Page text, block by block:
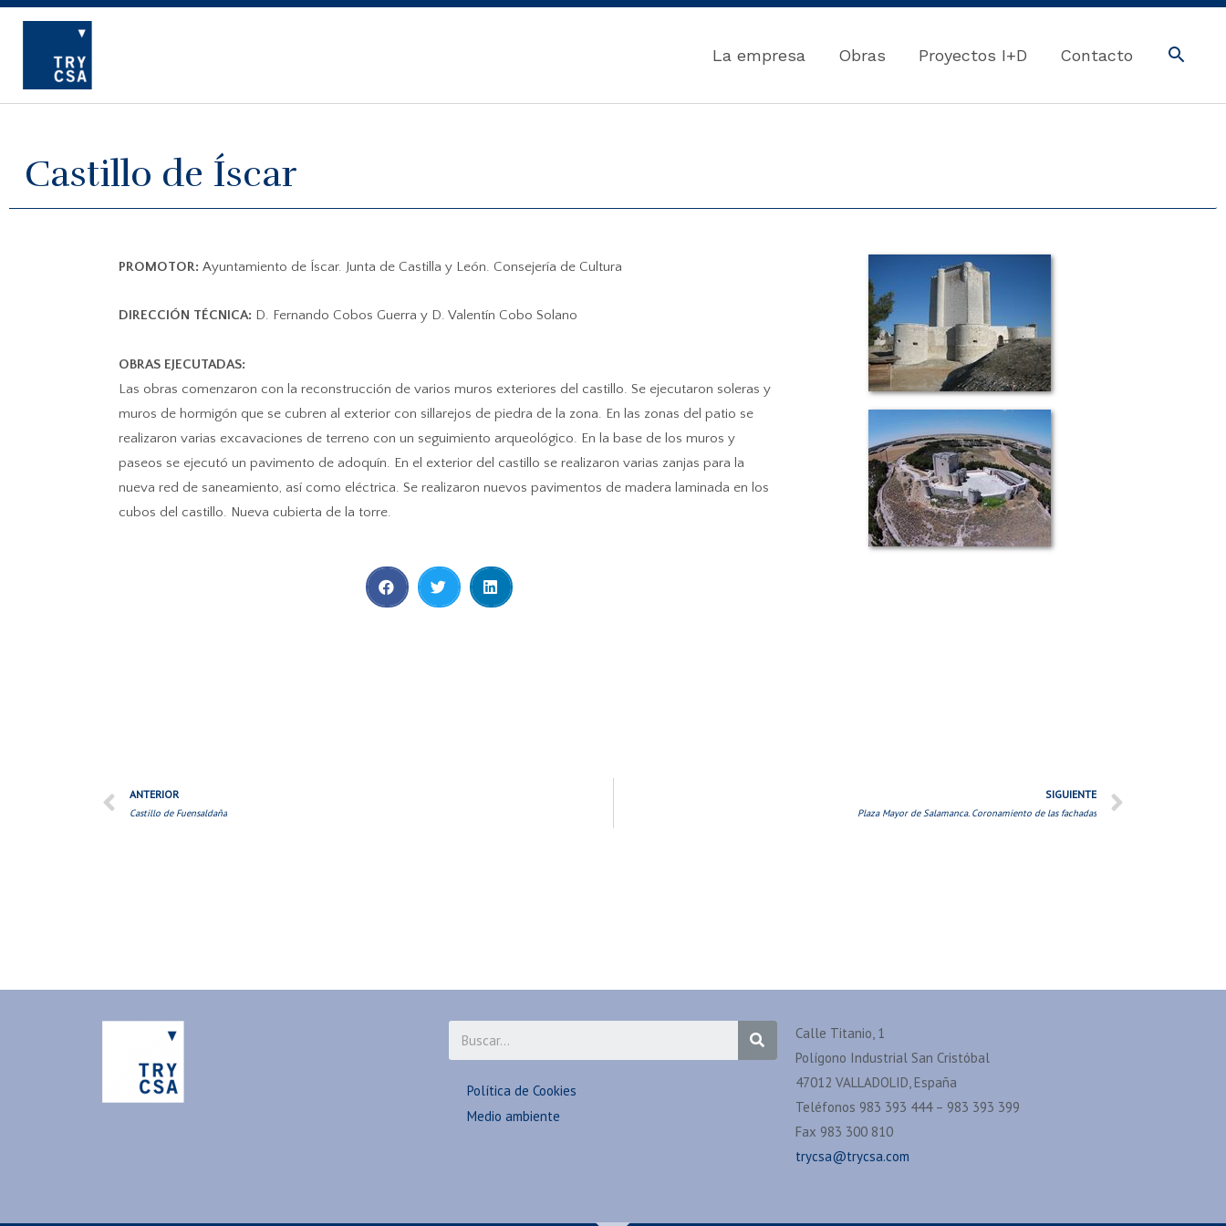
La empresa Obras Proyectos I+D Contacto
Castillo de Íscar
PROMOTOR: Ayuntamiento de Íscar. Junta de Castilla y León. Consejería de Cultura
DIRECCIÓN TÉCNICA: D. Fernando Cobos Guerra y D. Valentín Cobo Solano
OBRAS EJECUTADAS:
Las obras comenzaron con la reconstrucción de varios muros exteriores del castillo. Se ejecutaron soleras y
muros de hormigón que se cubren al exterior con sillarejos de piedra de la zona. En las zonas del patio se
realizaron varias excavaciones de terreno con un seguimiento arqueológico. En la base de los muros y
paseos se ejecutó un pavimento de adoquín. En el exterior del castillo se realizaron varias zanjas para la
nueva red de saneamiento, así como eléctrica. Se realizaron nuevos pavimentos de madera laminada en los
cubos del castillo. Nueva cubierta de la torre.
ANTERIOR
Castillo de Fuensaldaña
SIGUIENTE
Plaza Mayor de Salamanca. Coronamiento de las fachadas
Política de Cookies
Medio ambiente
Calle Titanio, 1
Polígono Industrial San Cristóbal
47012 VALLADOLID, España
Teléfonos 983 393 444 – 983 393 399
Fax 983 300 810
trycsa@trycsa.com